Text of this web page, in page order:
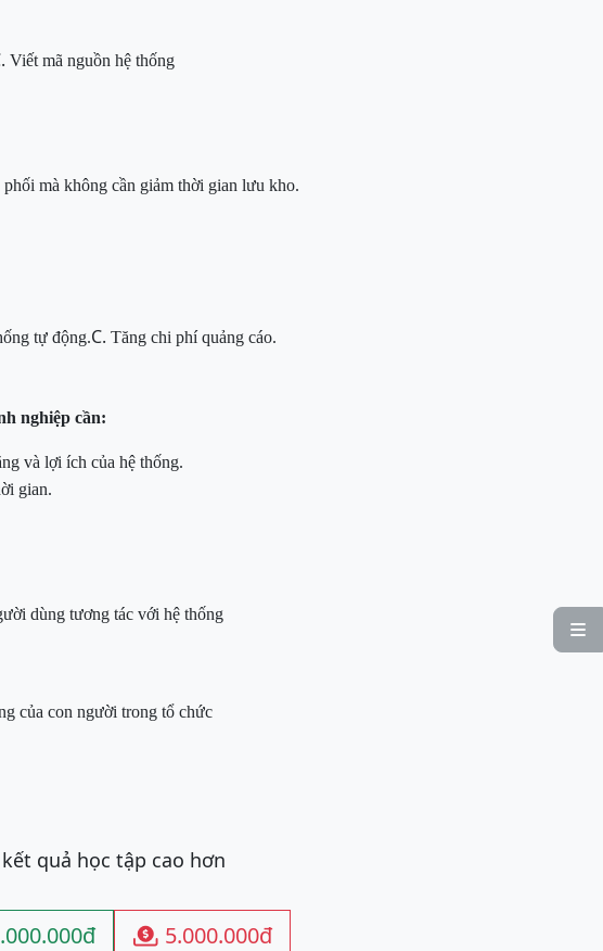

Viết mã nguồn hệ thống
mà không cần giảm thời gian lưu kho.
tự động.C. Tăng chi phí quảng cáo.
nghiệp cần:
và lợi ích của hệ thống.
gian.
dùng tương tác với hệ thống
của con người trong tổ chức
quả học tập cao hơn
 5.000.000đ